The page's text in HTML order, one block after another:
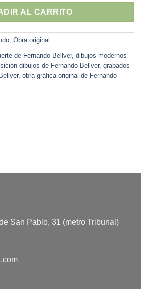
AL CARRITO
, Obra original
de Fernando Bellver, dibujos modernos
dibujos de Fernando Bellver, grabados
, obra gráfica original de Fernando
San Pablo, 31 (metro Tribunal)